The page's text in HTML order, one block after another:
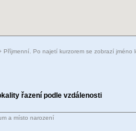
Po najetí kurzorem se zobrazí jméno
řazení podle vzdálenosti
a místo narození